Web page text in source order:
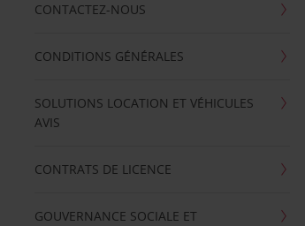
CONTACTEZ-NOUS
CONDITIONS GÉNÉRALES
SOLUTIONS LOCATION ET VÉHICULES
AVIS
CONTRATS DE LICENCE
GOUVERNANCE SOCIALE ET